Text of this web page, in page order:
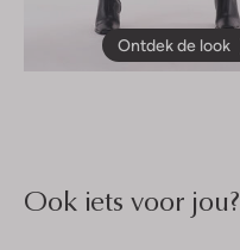
Ontdek de look
Ook iets voor jou?